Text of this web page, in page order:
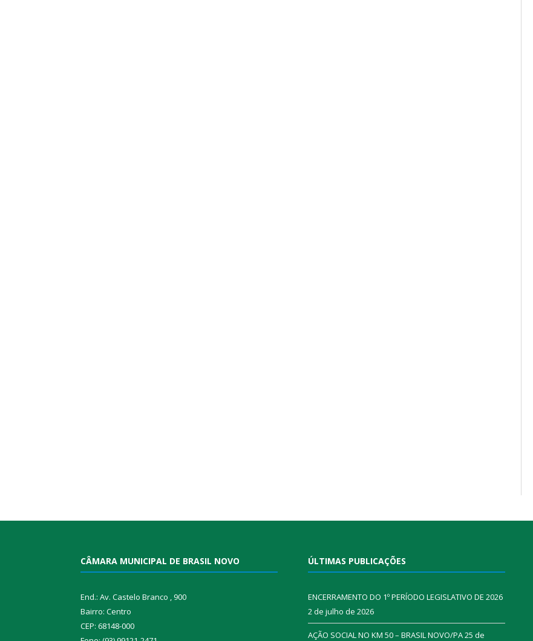
CÂMARA MUNICIPAL DE BRASIL NOVO
End.: Av. Castelo Branco , 900
Bairro: Centro
CEP: 68148-000
ÚLTIMAS PUBLICAÇÕES
ENCERRAMENTO DO 1º PERÍODO LEGISLATIVO DE 2026
2 de julho de 2026
AÇÃO SOCIAL NO KM 50 – BRASIL NOVO/PA25 de